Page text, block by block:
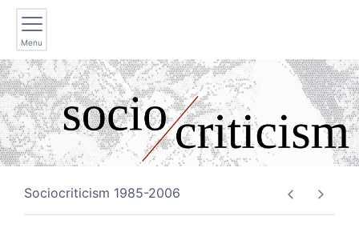
Menu
Sociocriticism 1985-2006